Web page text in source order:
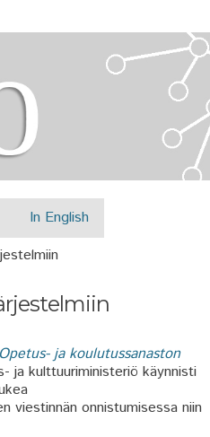
In English
Opetus- ja koulutussanaston
ja kulttuuriministeriö käynnisti
viestinnän onnistumisessa niin